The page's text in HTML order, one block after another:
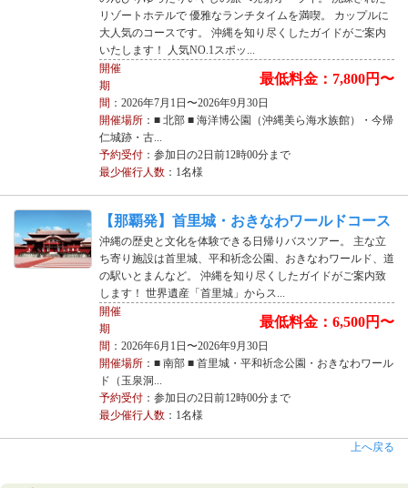
リゾートホテルで 優雅なランチタイムを満喫。 カップルに
大人気のコースです。 沖縄を知り尽くしたガイドがご案内
いたします！ 人気NO.1スポッ...
最低料金：7,800円〜
開催
期
間 ：2026年7月1日〜2026年9月30日
開催場所：■ 北部 ■ 海洋博公園（沖縄美ら海水族館）・今帰
仁城跡・古...
予約受付：参加日の2日前12時00分まで
最少催行人数：1名様
【那覇発】首里城・おきなわワールドコース
沖縄の歴史と文化を体験できる日帰りバスツアー。 主な立
ち寄り施設は首里城、平和祈念公園、おきなわワールド、道
の駅いとまんなど。 沖縄を知り尽くしたガイドがご案内致
します！ 世界遺産「首里城」からス...
最低料金：6,500円〜
開催
期
間 ：2026年6月1日〜2026年9月30日
開催場所：■ 南部 ■ 首里城・平和祈念公園・おきなわワール
ド（玉泉洞...
予約受付：参加日の2日前12時00分まで
最少催行人数：1名様
上へ戻る